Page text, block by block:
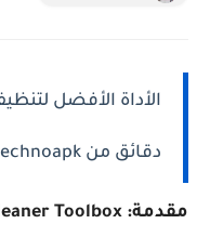
الأداة الأفضل
دقائق من technoapk